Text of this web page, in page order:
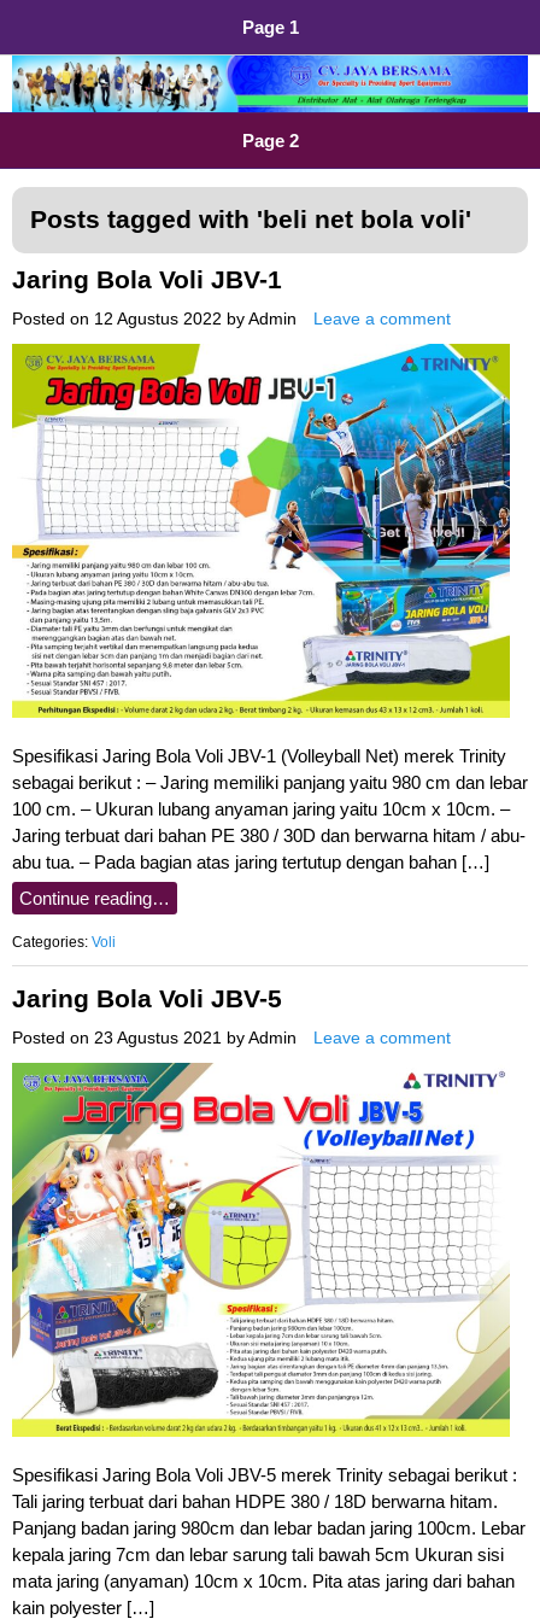
Page 1
Distributor Alat Olahraga
Jual Alat Olahraga Murah, Lengkap dan Berkualitas
Page 2
Posts tagged with 'beli net bola voli'
Jaring Bola Voli JBV-1
Posted on 12 Agustus 2022 by Admin Leave a comment
Spesifikasi Jaring Bola Voli JBV-1 (Volleyball Net) merek Trinity
sebagai berikut : – Jaring memiliki panjang yaitu 980 cm dan lebar
100 cm. – Ukuran lubang anyaman jaring yaitu 10cm x 10cm. –
Jaring terbuat dari bahan PE 380 / 30D dan berwarna hitam / abu-
abu tua. – Pada bagian atas jaring tertutup dengan bahan […]
Continue reading…
Categories: Voli
Jaring Bola Voli JBV-5
Posted on 23 Agustus 2021 by Admin Leave a comment
Spesifikasi Jaring Bola Voli JBV-5 merek Trinity sebagai berikut :
Tali jaring terbuat dari bahan HDPE 380 / 18D berwarna hitam.
Panjang badan jaring 980cm dan lebar badan jaring 100cm. Lebar
kepala jaring 7cm dan lebar sarung tali bawah 5cm Ukuran sisi
mata jaring (anyaman) 10cm x 10cm. Pita atas jaring dari bahan
kain polyester […]